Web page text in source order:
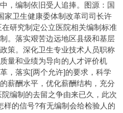
，编制依旧受人追捧。图源：国
家卫生健康委体制改革司司长许
研究制定公立医院相关编制标准
。落实艰苦边远地区县级和基层
策。深化卫生专业技术人员职称
量和业绩为导向的人才评价机
，落实[两个允许]的要求，科学
薪酬水平，优化薪酬结构，充分
编制的去留之争由来已久，此次
的信号?有无编制会给检验人的